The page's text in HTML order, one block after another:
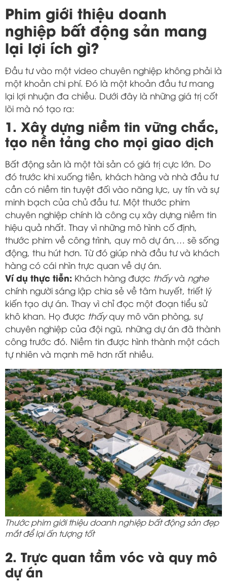
Phim giới thiệu doanh
nghiệp bất động sản mang
lại lợi ích gì?
Đầu tư vào một video chuyên nghiệp không phải là
một khoản chi phí. Đó là một khoản đầu tư mang
lại lợi nhuận đa chiều. Dưới đây là những giá trị cốt
lõi mà nó tạo ra:
1. Xây dựng niềm tin vững chắc,
tạo nền tảng cho mọi giao dịch
Bất động sản là một tài sản có giá trị cực lớn. Do
đó trước khi xuống tiền, khách hàng và nhà đầu tư
cần có niềm tin tuyệt đối vào năng lực, uy tín và sự
minh bạch của chủ đầu tư. Một thước phim
chuyên nghiệp chính là công cụ xây dựng niềm tin
hiệu quả nhất. Thay vì những mô hình cố định,
thước phim về công trình, quy mô dự án,… sẽ sống
động, thu hút hơn. Từ đó giúp nhà đầu tư và khách
hàng có cái nhìn trực quan về dự án.
Ví dụ thực tiễn: Khách hàng được thấyvà nghe
chính người sáng lập chia sẻ về tâm huyết, triết lý
kiến tạo dự án. Thay vì chỉ đọc một đoạn tiểu sử
khô khan. Họ được thấyquy mô văn phòng, sự
chuyên nghiệp của đội ngũ, những dự án đã thành
công trước đó. Niềm tin được hình thành một cách
tự nhiên và mạnh mẽ hơn rất nhiều.
Thước phim giới thiệu doanh nghiệp bất động sản đẹp
mắt để lại ấn tượng tốt
2. Trực quan tầm vóc và quy mô
dự án